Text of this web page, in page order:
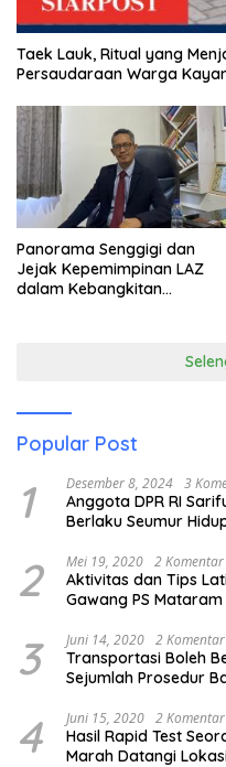
Taek Lauk, Ritual yang
Persaudaraan Warga
Panorama Senggigi dan
Jejak Kepemimpinan LAZ
dalam Kebangkitan
Popular Post
1 Desember 8, 2024 3
Anggota DPR RI
Berlaku Seumur
2 Mei 19, 2020 2 Komentar
Aktivitas dan Tips
Gawang PS
3 Juni 14, 2020 2 Komentar
Transportasi Boleh
Sejumlah Prosedur
4 Juni 15, 2020 2 Komentar
Hasil Rapid Test
Marah Datangi